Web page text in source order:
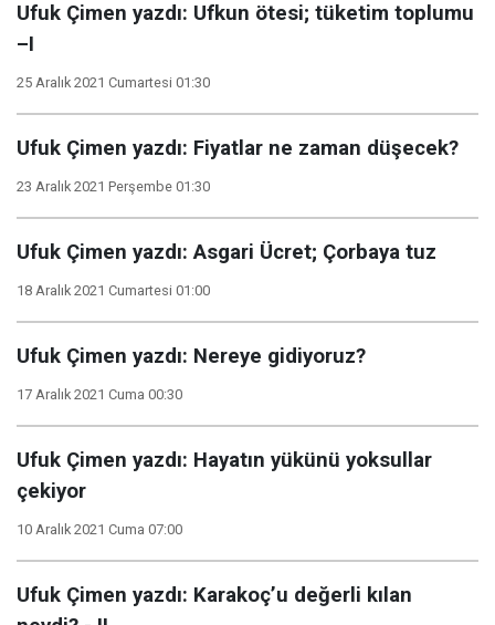
Ufuk Çimen yazdı: Ufkun ötesi; tüketim toplumu
–I
25 Aralık 2021 Cumartesi 01:30
Ufuk Çimen yazdı: Fiyatlar ne zaman düşecek?
23 Aralık 2021 Perşembe 01:30
Ufuk Çimen yazdı: Asgari Ücret; Çorbaya tuz
18 Aralık 2021 Cumartesi 01:00
Ufuk Çimen yazdı: Nereye gidiyoruz?
17 Aralık 2021 Cuma 00:30
Ufuk Çimen yazdı: Hayatın yükünü yoksullar
çekiyor
10 Aralık 2021 Cuma 07:00
Ufuk Çimen yazdı: Karakoç’u değerli kılan